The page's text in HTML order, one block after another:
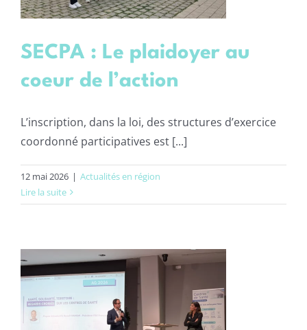
SECPA : Le plaidoyer au
coeur de l’action
L’inscription, dans la loi, des structures d’exercice
coordonné participatives est [...]
12 mai 2026 | Actualités en région
Lire la suite